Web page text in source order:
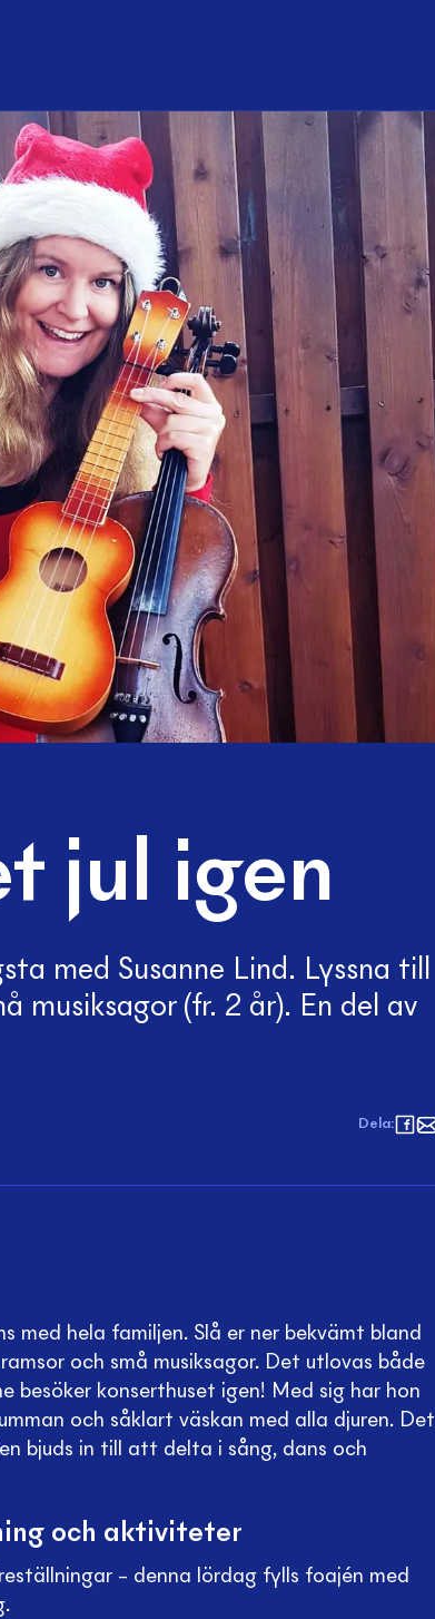
jul igen
med Susanne Lind. Lyssna till
musiksagor (fr. 2 år). En del av
Dela:
med hela familjen. Slå er ner bekvämt bland
och små musiksagor. Det utlovas både
besöker konserthuset igen! Med sig har hon
och såklart väskan med alla djuren. Det
bjuds in till att delta i sång, dans och
och aktiviteter
– denna lördag fylls foajén med